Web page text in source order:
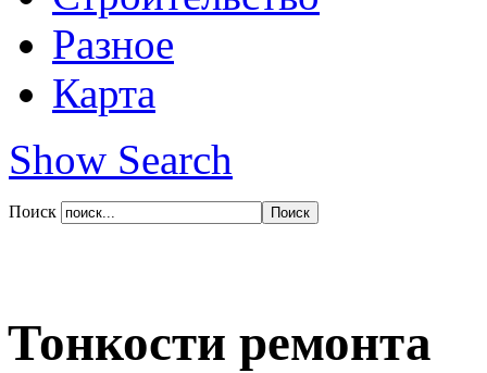
Разное
Карта
Show Search
Поиск
Тонкости ремонта